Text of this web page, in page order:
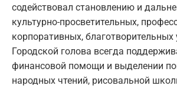
содействовал становлению и
культурно-просветительных,
корпоративных,
Городской голова всегда
финансовой помощи и выделении
народных чтений, рисовальной